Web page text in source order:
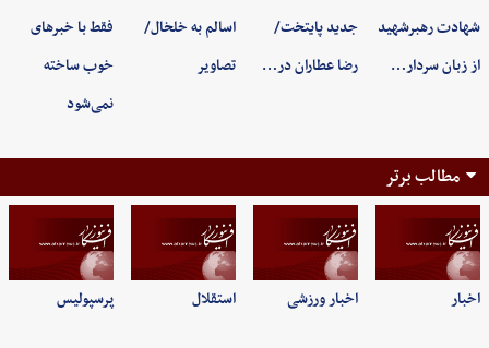
شهادت رهبرشهید
از زبان سردار…
جدید پایتخت/
رضا عطاران در…
اسالم به خلخال/
تصاویر
فقط با خبرهای
خوب ساخته
نمی‌شود
مطالب برتر
اخبار اخبار ورزشی استقلال پرسپولیس